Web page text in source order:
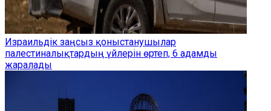
Израильдік заңсыз қоныстанушылар
палестиналықтардың үйлерін өртеп, 6 адамды
жаралады